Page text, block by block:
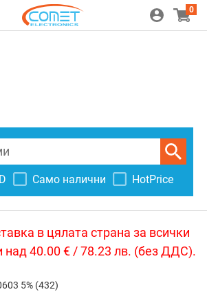
0
Само налични HotPrice
в цялата страна за всички
над 40.00 € / 78.23 лв. (без ДДС).
5% (432)